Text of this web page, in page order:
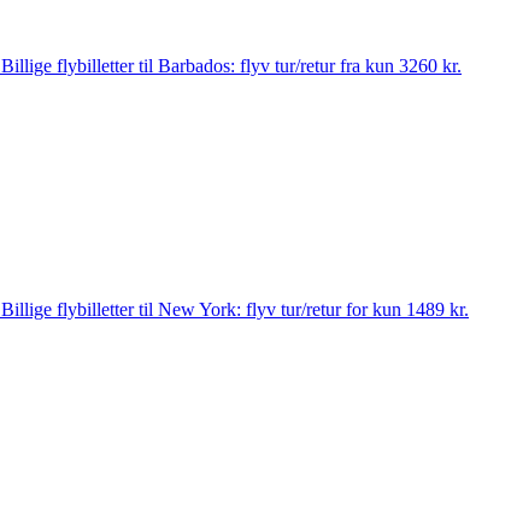
Billige flybilletter til Barbados: flyv tur/retur fra kun 3260 kr.
Billige flybilletter til New York: flyv tur/retur for kun 1489 kr.